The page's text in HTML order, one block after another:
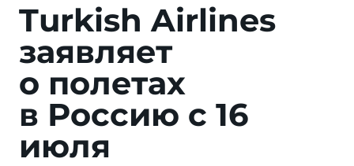
Turkish Airlines
заявляет
о полетах
в Россию с 16
июля